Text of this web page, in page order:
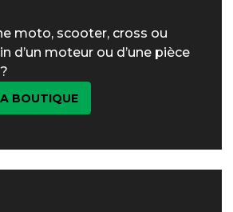
moto, scooter, cross ou
d’un moteur ou d’une pièce
BOUTIQUE